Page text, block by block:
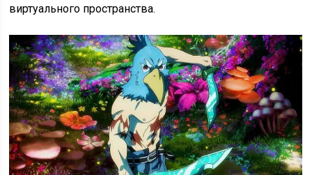
виртуального пространства.